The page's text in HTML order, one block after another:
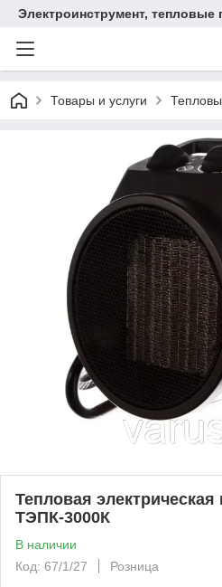
Электроинструмент,
Товары и услуги
Тепловая
ТЭПК-3000К
В наличии
Код: 67/1/27
Розница